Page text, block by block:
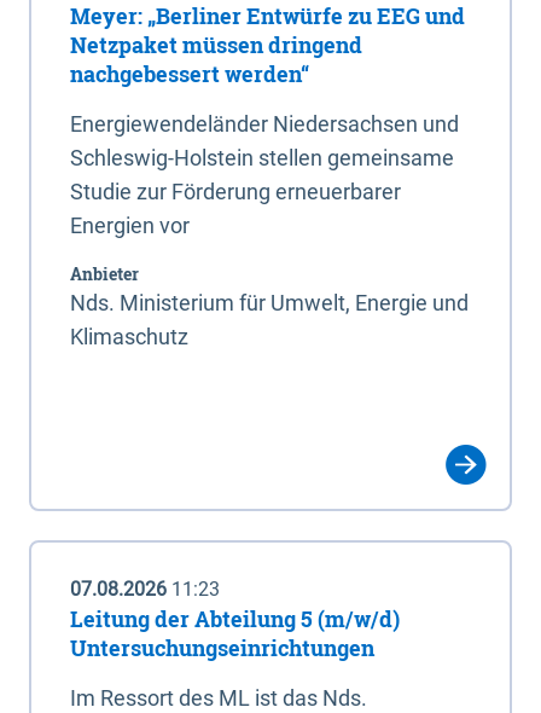
Meyer: „Berliner Entwürfe zu EEG und
Netzpaket müssen dringend
nachgebessert werden“
Energiewendeländer Niedersachsen und
Schleswig-Holstein stellen gemeinsame
Studie zur Förderung erneuerbarer
Energien vor
Anbieter
Nds. Ministerium für Umwelt, Energie und
Klimaschutz
07.08.2026 11:23
Leitung der Abteilung 5 (m/w/d)
Untersuchungseinrichtungen
Im Ressort des ML ist das Nds.